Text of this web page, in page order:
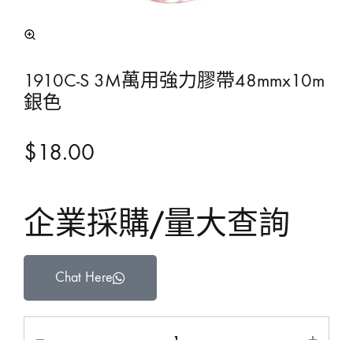
1910C-S 3M萬用強力膠帶48mmx10m
銀色
$18.00
企業採購/量大查詢
Chat Here